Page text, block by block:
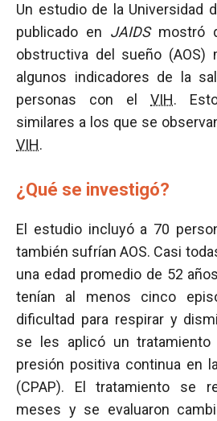
Un estudio de la Universidad
publicado en JAIDSmostró
obstructiva del sueño (AOS)
algunos indicadores de la
personas con el VIH.
similares a los que se
VIH.
¿Qué se investigó?
El estudio incluyó a 70
también sufrían AOS. Casi
una edad promedio de 52
tenían al menos cinco
dificultad para respirar y
se les aplicó un tratamiento
presión positiva continua en
(CPAP). El tratamiento se
meses y se evaluaron